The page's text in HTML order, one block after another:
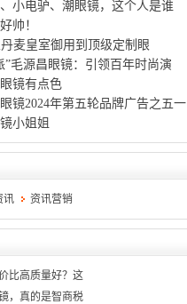
小电驴、潮眼镜，这个人是谁
帅！
麦皇室御用到顶级定制眼
”毛源昌眼镜：引领百年时尚演
镜有点色
镜2024年第五轮品牌广告之五一
小姐姐
讯 资讯营销
比高质量好？这
，真的是智商税